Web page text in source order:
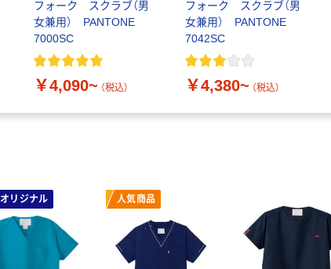
フォーク スクラブ（男
女兼用） PANTONE
7000SC
￥4,090~ （税込）
フォーク スクラブ（男
女兼用） PANTONE
7042SC
￥4,380~ （税込）
オリジナル 人気商品